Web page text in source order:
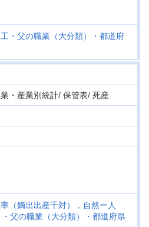
・父の職業（大分類）・都道府
・産業別統計/ 保管表/ 死産
（嫡出出産千対），自然ー人
父の職業（大分類）・都道府県